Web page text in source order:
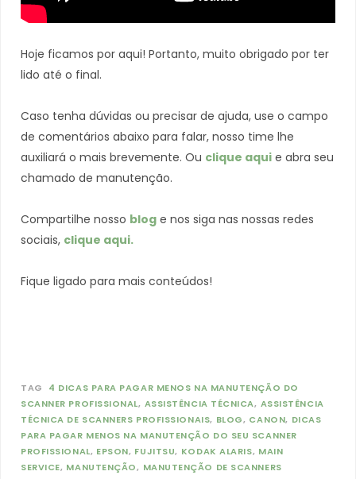
Hoje ficamos por aqui! Portanto, muito obrigado por ter
lido até o final.
Caso tenha dúvidas ou precisar de ajuda, use o campo
de comentários abaixo para falar, nosso time lhe
auxiliará o mais brevemente. Ou clique aqui e abra seu
chamado de manutenção.
Compartilhe nosso blog e nos siga nas nossas redes
sociais, clique aqui.
Fique ligado para mais conteúdos!
TAG
4 DICAS PARA PAGAR MENOS NA MANUTENÇÃO DO
SCANNER PROFISSIONAL ASSISTÊNCIA TÉCNICA ASSISTÊNCIA
TÉCNICA DE SCANNERS PROFISSIONAIS BLOG CANON DICAS
PARA PAGAR MENOS NA MANUTENÇÃO DO SEU SCANNER
PROFISSIONAL EPSON FUJITSU KODAK ALARIS MAIN
SERVICE MANUTENÇÃO
MANUTENÇÃO DE SCANNERS